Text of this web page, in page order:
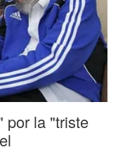
por la "triste